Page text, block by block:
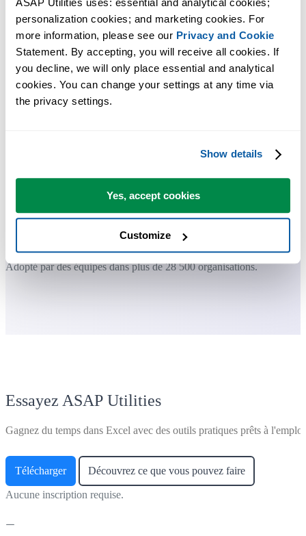
personalization cookies; and marketing cookies. For
more information, please see our Privacy and Cookie
Statement. By accepting, you will receive all cookies. If
you decline, we will only place essential and analytical
cookies. You can change your settings at any time via
the privacy settings.
Show details
Yes, accept cookies
Customize
Gagnez du temps dans Excel. Tout
simplement.
ASAP Utilities vous aide à gagner du temps et à faire des choses
qu'Excel seul ne permet pas.
La plupart des utilisateurs commencent avec quelques outils.
utilisent ensuite ASAP Utilities au quotidien.
Adopté par des équipes dans plus de 28 500 organisations.
Essayez ASAP Utilities
Gagnez du temps dans Excel avec des outils pratiques prêts à
Télécharger Découvrez ce que vous pouvez faire
Aucune inscription requise.